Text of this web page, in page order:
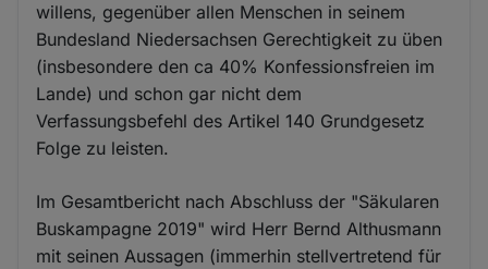
willens, gegenüber allen Menschen in seinem
Bundesland Niedersachsen Gerechtigkeit zu üben
(insbesondere den ca 40% Konfessionsfreien im
Lande) und schon gar nicht dem
Verfassungsbefehl des Artikel 140 Grundgesetz
Folge zu leisten.
Im Gesamtbericht nach Abschluss der "Säkularen
Buskampagne 2019" wird Herr Bernd Althusmann
mit seinen Aussagen (immerhin stellvertretend für